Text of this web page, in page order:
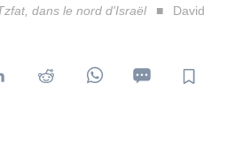
dans le nord d'Israël
David